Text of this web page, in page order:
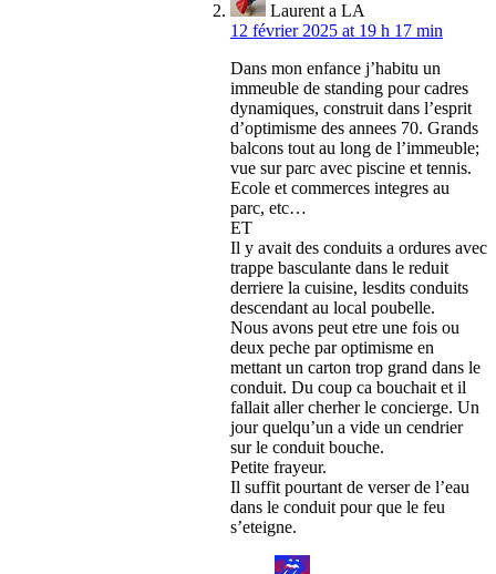
Laurent a LA
12 février 2025 at 19 h 17 min
Dans mon enfance j’habitu un
immeuble de standing pour cadres
dynamiques, construit dans l’esprit
d’optimisme des annees 70. Grands
balcons tout au long de l’immeuble;
vue sur parc avec piscine et tennis.
Ecole et commerces integres au
parc, etc…
ET
Il y avait des conduits a ordures avec
trappe basculante dans le reduit
derriere la cuisine, lesdits conduits
descendant au local poubelle.
Nous avons peut etre une fois ou
deux peche par optimisme en
mettant un carton trop grand dans le
conduit. Du coup ca bouchait et il
fallait aller cherher le concierge. Un
jour quelqu’un a vide un cendrier
sur le conduit bouche.
Petite frayeur.
Il suffit pourtant de verser de l’eau
dans le conduit pour que le feu
s’eteigne.